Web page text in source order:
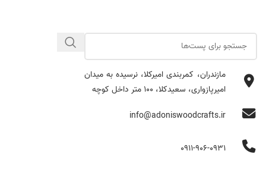
مازندران، کمربندی امیرکلا، نرسیده به میدان
امیرپازواری، سعیدکلا، 100 متر داخل کوچه
info@adoniswoodcrafts.ir
0911-906-0931